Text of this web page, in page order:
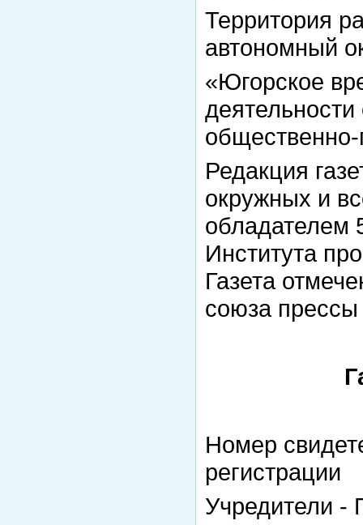
Территория
автономный
«Югорское
деятельности
общественно-
Редакция
окружных и
обладателем
Института
Газета
союза
Номер
Учредители -